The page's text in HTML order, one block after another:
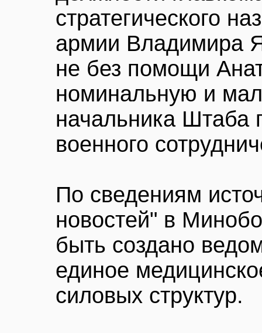
стратегического
армии Владимира
не без помощи
номинальную и
начальника Штаба
военного
По сведениям
новостей" в
быть создано
единое
силовых структур.